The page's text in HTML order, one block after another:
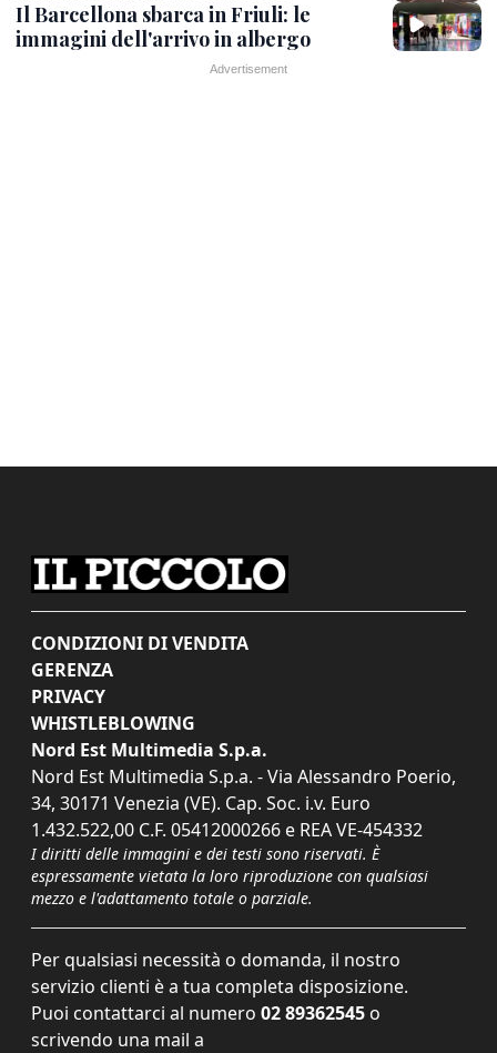
Il Barcellona sbarca in Friuli: le
immagini dell'arrivo in albergo
CONDIZIONI DI VENDITA
GERENZA
PRIVACY
WHISTLEBLOWING
Nord Est Multimedia S.p.a.
Nord Est Multimedia S.p.a. - Via Alessandro Poerio,
34, 30171 Venezia (VE). Cap. Soc. i.v. Euro
1.432.522,00 C.F. 05412000266 e REA VE-454332
I diritti delle immagini e dei testi sono riservati. È
espressamente vietata la loro riproduzione con qualsiasi
mezzo e l'adattamento totale o parziale.
Per qualsiasi necessità o domanda, il nostro
servizio clienti è a tua completa disposizione.
Puoi contattarci al numero 02 89362545 o
scrivendo una mail a